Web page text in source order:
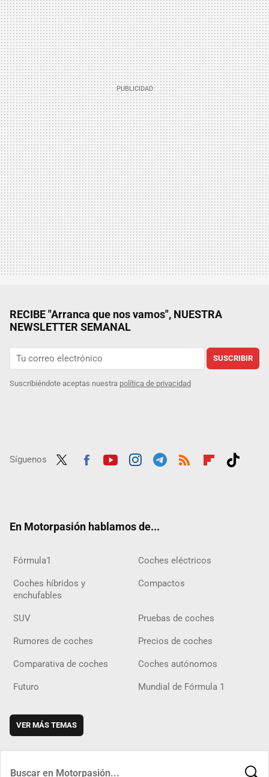
RECIBE "Arranca que nos vamos", NUESTRA
NEWSLETTER SEMANAL
SUSCRIBIR
Suscribiéndote aceptas nuestra política de privacidad
Síguenos
En Motorpasión hablamos de...
Fórmula1 Coches eléctricos
Coches híbridos y
enchufables
Compactos
SUV Pruebas de coches
Rumores de coches Precios de coches
Comparativa de coches Coches autónomos
Futuro Mundial de Fórmula 1
VER MÁS TEMAS